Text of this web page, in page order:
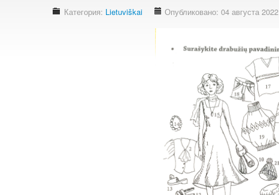
Категория: Lietuviškai Опубликовано: 04 августа 2022